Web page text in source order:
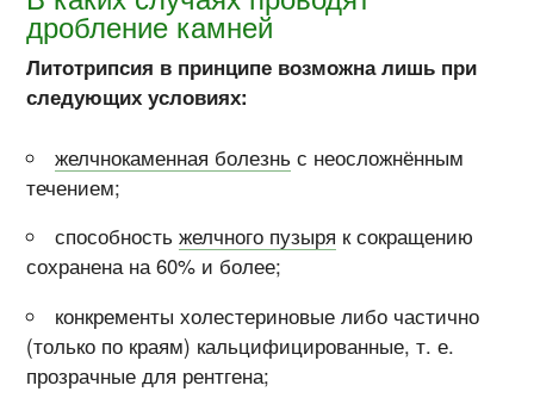
дробление камней
Литотрипсия в принципе возможна лишь при
следующих условиях:
желчнокаменная болезнь с неосложнённым
течением;
способностьжелчного пузыря к сокращению
сохранена на 60% и более;
конкременты холестериновые либо частично
(только по краям) кальцифицированные, т. е.
прозрачные для рентгена;